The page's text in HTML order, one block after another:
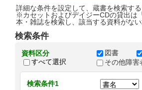
詳細な条件を設定して、蔵書を検索する
※カセットおよびデイジーCDの貸出は
本・雑誌を検索し、該当する資料がな
検索条件
資料区分
すべて選択
図書
その他障
検索条件1